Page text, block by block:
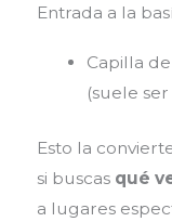
Entrada a la
Capilla
(suele
Esto la
si buscas qué
a lugares